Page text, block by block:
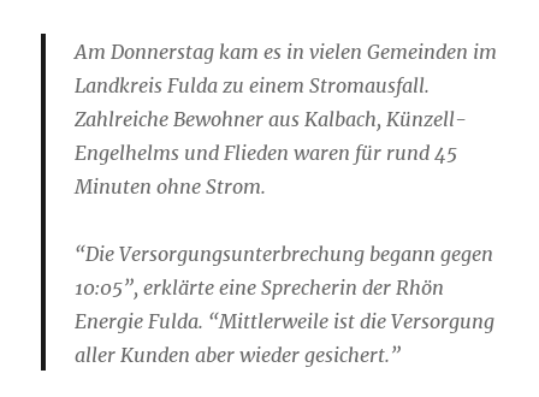
Am Donnerstag kam es in vielen Gemeinden im
Landkreis Fulda zu einem Stromausfall.
Zahlreiche Bewohner aus Kalbach, Künzell-
Engelhelms und Flieden waren für rund 45
Minuten ohne Strom.
“Die Versorgungsunterbrechung begann gegen
10:05”, erklärte eine Sprecherin der Rhön
Energie Fulda. “Mittlerweile ist die Versorgung
aller Kunden aber wieder gesichert.”